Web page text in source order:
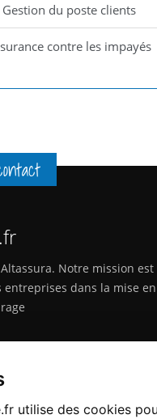
utilise des cookies
Gestion du poste clients
contre les impayés
Notre mission est
entreprises dans la mise
Papacino, 06300 Nice